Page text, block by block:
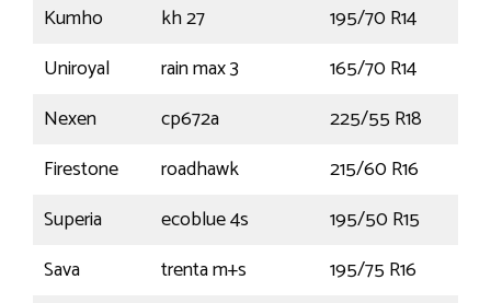
Kumho
kh 27 195/70 R14
Uniroyal
rain max 3 165/70 R14
Nexen
cp672a 225/55 R18
Firestone
roadhawk 215/60 R16
Superia
ecoblue 4s 195/50 R15
Sava
trenta m+s 195/75 R16